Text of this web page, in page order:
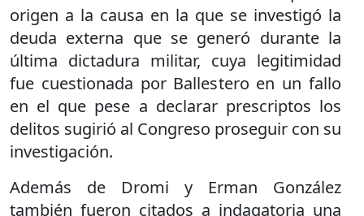
origen a la causa en la que se investigó la
deuda externa que se generó durante la
última dictadura militar, cuya legitimidad
fue cuestionada por Ballestero en un fallo
en el que pese a declarar prescriptos los
delitos sugirió al Congreso proseguir con su
investigación.
Además de Dromi y Erman González
también fueron citados a indagatoria una